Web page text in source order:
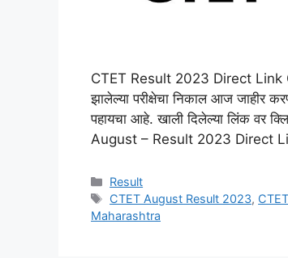
CTET Result 2023 Direct Link
झालेल्या परीक्षेचा निकाल आज जाहीर
पहायचा आहे. खाली दिलेल्या लिंक वर
August – Result 2023 Direct
Categories
Result
Tags
CTET August Result 2023,
Maharashtra